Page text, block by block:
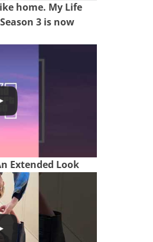
home. My Life
3 is now
Extended Look